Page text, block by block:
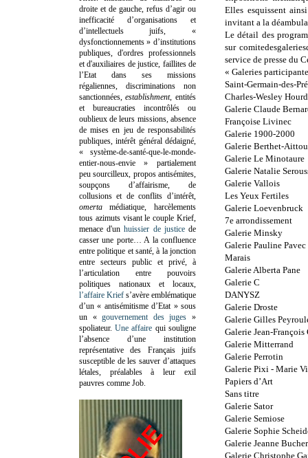
Elles esquissent
invitant a la
Le détail des
sur
service de presse du
« Galeries
Saint-Germain-des-
Charles-Wesley
Galerie Claude
Françoise Livinec
Galerie 1900-2000
Galerie Berthet-
Galerie Le Minotaure
Galerie Natalie
Galerie Vallois
Les Yeux Fertiles
Galerie Loevenbruck
7e arrondissement
Galerie Minsky
Galerie Pauline
Marais
Galerie Alberta Pane
Galerie C
DANYSZ
Galerie Droste
Galerie Gilles
Galerie Jean-François
Galerie Mitterrand
Galerie Perrotin
Galerie Pixi - Marie
Papiers d’Art
Sans titre
Galerie Sator
Galerie Semiose
Galerie Sophie
Galerie Jeanne
Galerie Christophe
droite et de gauche, refus d’agir ou
inefficacité d’organisations et
d’intellectuels juifs, «
dysfonctionnements » d’institutions
publiques, d'ordres professionnels
et d'auxiliaires de justice, faillites de
l’Etat dans ses missions
régaliennes, discriminations non
sanctionnées,establishment, entités
et bureaucraties incontrôlés ou
oublieux de leurs missions, absence
de mises en jeu de responsabilités
publiques, intérêt général dédaigné,
« système-de-santé-que-le-monde-
entier-nous-envie » partialement
peu sourcilleux, propos antisémites,
soupçons d’affairisme, de
collusions et de conflits d’intérêt,
omertamédiatique, harcèlements
tous azimuts visant le couple Krief,
menace d'unhuissier de justicede
casser une porte… A la confluence
entre politique et santé, à la jonction
entre secteurs public et privé, à
l’articulation entre pouvoirs
politiques nationaux et locaux,
l’affaire Krief s’avère emblématique
d’un « antisémitisme d’Etat » sous
un «gouvernement des juges »
spoliateur.Une affaire qui souligne
l’absence d’une institution
représentative des Français juifs
susceptible de les sauver d’attaques
létales, préalables à leur exil
pauvres comme Job.